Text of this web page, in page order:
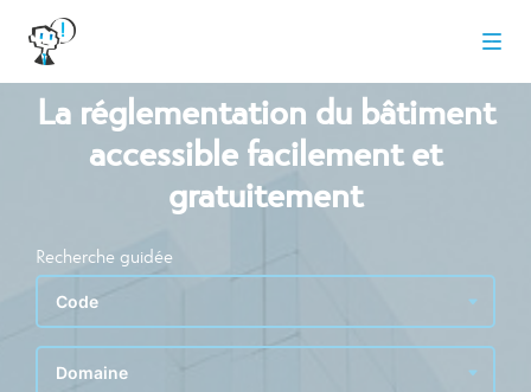
La réglementation du bâtiment
accessible facilement et
gratuitement
Recherche guidée